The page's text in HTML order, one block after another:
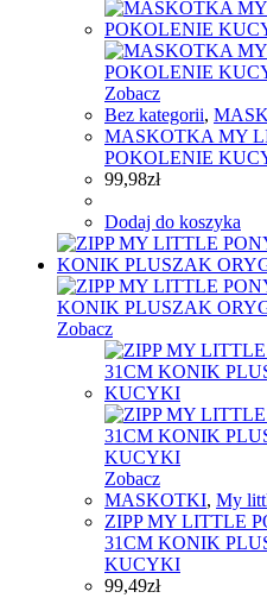
Zobacz
Bez kategorii,
MASKOTKA MY
POKOLENIE
99,98zł
Dodaj do koszyka
Zobacz
Zobacz
MASKOTKI, My
ZIPP MY LITTLE
31CM KONIK
KUCYKI
99,49zł